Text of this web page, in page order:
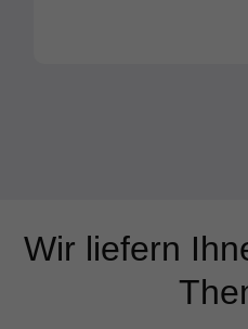
Wir liefern